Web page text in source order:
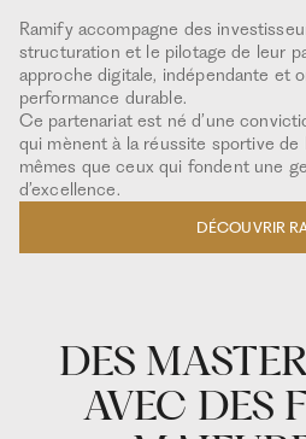
Ramify accompagne des
structuration et le pilotage de leur
approche digitale, indépendante et
performance durable.
Ce partenariat est né d’une
qui mènent à la réussite sportive de
mêmes que ceux qui fondent une
d’excellence.
DÉCOUVRIR
DES
AVEC DES